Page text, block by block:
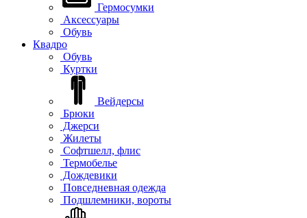
Гермосумки
Аксессуары
Обувь
Квадро
Обувь
Куртки
Вейдерсы
Брюки
Джерси
Жилеты
Софтшелл, флис
Термобелье
Дождевики
Повседневная одежда
Подшлемники, вороты